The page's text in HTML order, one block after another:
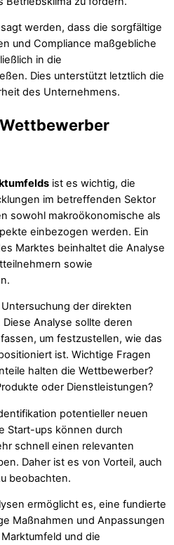
werden, dass die sorgfältige
und Compliance maßgebliche
in die
Dies unterstützt letztlich die
des Unternehmens.
ist es wichtig, die
im betreffenden Sektor
sowohl makroökonomische als
einbezogen werden. Ein
Marktes beinhaltet die Analyse
sowie
der direkten
Diese Analyse sollte deren
um festzustellen, wie das
ist. Wichtige Fragen
halten die Wettbewerber?
oder Dienstleistungen?
potentieller neuen
Start-ups können durch
schnell einen relevanten
Daher ist es von Vorteil, auch
beobachten.
ermöglicht es, eine fundierte
Maßnahmen und Anpassungen
und die